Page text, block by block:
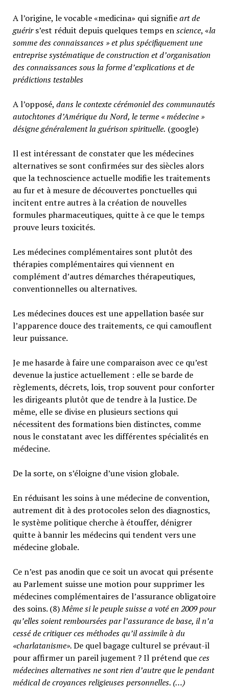
A l’origine, le vocable «medicina» qui signifieart de
guérirs’est réduit depuis quelques temps enscience, «la
somme des connaissances » et plus spécifiquement une
entreprise systématique de construction et d’organisation
des connaissances sous la forme d’explications et de
prédictions testables
A l’opposé, dans le contexte cérémoniel des communautés
autochtones d’Amérique du Nord, le terme « médecine »
désigne généralementla guérison spirituelle. (google)
Il est intéressant de constater que les médecines
alternatives se sont confirmées sur des siècles alors
que la technoscience actuelle modifie les traitements
au fur et à mesure de découvertes ponctuelles qui
incitent entre autres à la création de nouvelles
formules pharmaceutiques, quitte à ce que le temps
prouve leurs toxicités.
Les médecines complémentaires sont plutôt des
thérapies complémentaires qui viennent en
complément d’autres démarches thérapeutiques,
conventionnelles ou alternatives.
Les médecines douces est une appellation basée sur
l’apparence douce des traitements, ce qui camouflent
leur puissance.
Je me hasarde à faire une comparaison avec ce qu’est
devenue la justice actuellement : elle se barde de
règlements, décrets, lois, trop souvent pour conforter
les dirigeants plutôt que de tendre à la Justice. De
même, elle se divise en plusieurs sections qui
nécessitent des formations bien distinctes, comme
nous le constatant avec les différentes spécialités en
médecine.
De la sorte, on s’éloigne d’une vision globale.
En réduisant les soins à une médecine de convention,
autrement dit à des protocoles selon des diagnostics,
le système politique cherche à étouffer, dénigrer
quitte à bannir les médecins qui tendent vers une
médecine globale.
Ce n’est pas anodin que ce soit un avocat qui présente
au Parlement suisse une motion pour supprimer les
médecines complémentaires de l’assurance obligatoire
des soins. (8)Même si le peuple suisse a voté en 2009 pour
qu’elles soient remboursées par l’assurance de base, il n’a
cessé de critiquer ces méthodes qu’il assimile à du
«charlatanisme».De quel bagage culturel se prévaut-il
pour affirmer un pareil jugement ? Il prétend queces
médecines alternatives ne sont rien d’autre que le pendant
médical de croyances religieuses personnelles. (…)